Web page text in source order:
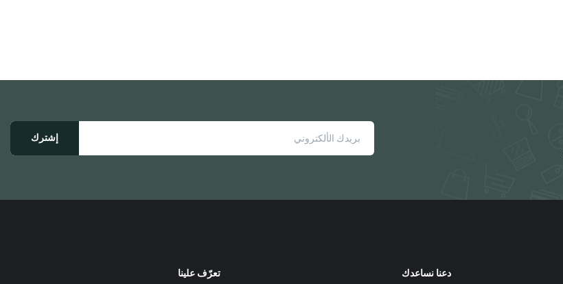
إشترك
دعنا نساعدك تعرّف علينا